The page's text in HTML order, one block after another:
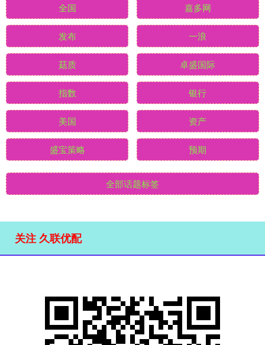
全国 嘉多网
发布 一浪
菇质 卓盛国际
指数 银行
美国 资产
盛宝策略 预期
全部话题标签
关注 久联优配